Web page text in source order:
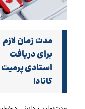
مدت ‌زمان لازم
برای دریافت
استادی پرمیت
کانادا